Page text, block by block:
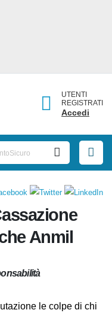
UTENTI
REGISTRATI
Accedi
Anmil
le colpe di chi